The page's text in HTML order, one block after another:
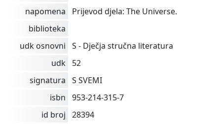
napomena
Prijevod djela: The Universe.
biblioteka
udk osnovni
S - Dječja stručna literatura
udk
52
signatura
S SVEMI
isbn
953-214-315-7
id broj
28394